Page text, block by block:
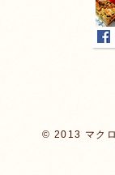
© 2013 マク